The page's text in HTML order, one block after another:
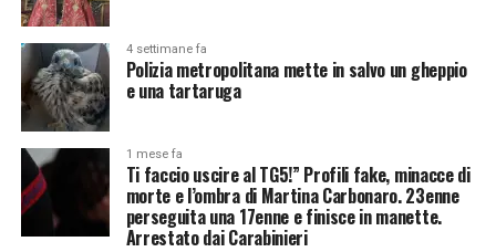
4 settimane fa
Polizia metropolitana mette in salvo un gheppio
e una tartaruga
1 mese fa
Ti faccio uscire al TG5!” Profili fake, minacce di
morte e l’ombra di Martina Carbonaro. 23enne
perseguita una 17enne e finisce in manette.
Arrestato dai Carabinieri